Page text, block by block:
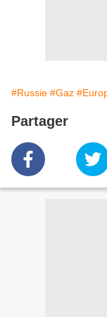
#Russie #Gaz
Partager